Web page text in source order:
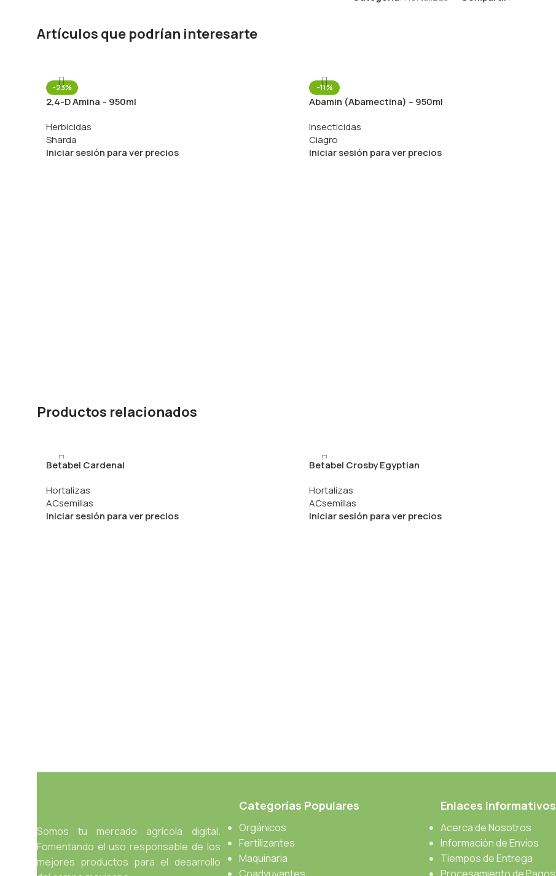
Artículos que podrían interesarte
-23%
2,4-D Amina – 950ml
Herbicidas
Sharda
Iniciar sesión para ver precios
-11%
Abamin (Abamectina) – 950ml
Insecticidas
Ciagro
Iniciar sesión para ver precios
Productos relacionados
Betabel Cardenal
Hortalizas
ACsemillas
Iniciar sesión para ver precios
Betabel Crosby Egyptian
Hortalizas
ACsemillas
Iniciar sesión para ver precios
Somos tu mercado agrícola digital.
Fomentando el uso responsable de los
mejores productos para el desarrollo
Categorías Populares
Orgánicos
Fertilizantes
Maquinaria
Enlaces Informativos
Acerca de Nosotros
Información de Envíos
Tiempos de Entrega